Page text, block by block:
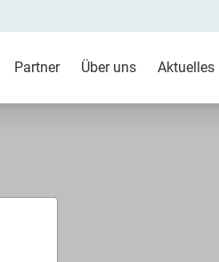
Partner Über uns Aktuelles